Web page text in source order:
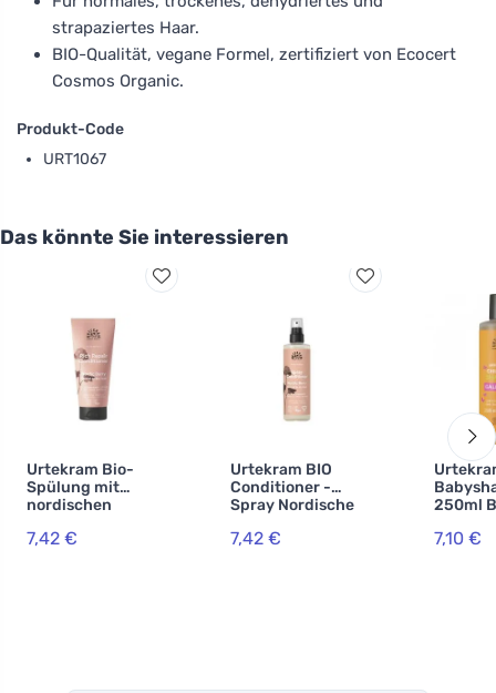
strapaziertes Haar.
BIO-Qualität, vegane Formel, zertifiziert von Ecocert
Cosmos Organic.
Produkt-Code
URT1067
Das könnte Sie interessieren
Urtekram Bio-
Spülung mit
nordischen
7,42 €
Urtekram BIO
Conditioner -
Spray Nordische
7,42 €
250ml
7,10 €